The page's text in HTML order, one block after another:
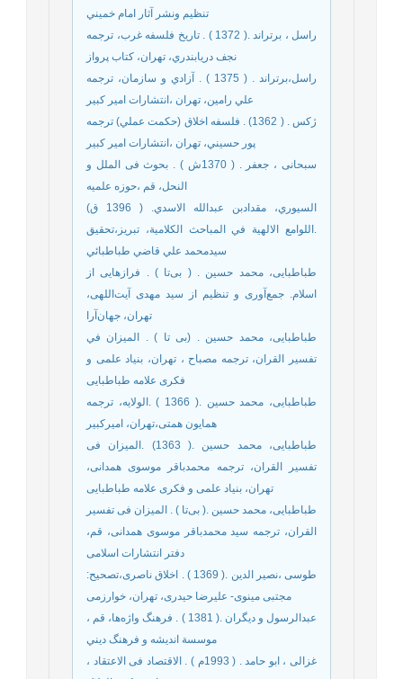
تنظيم ونشر آثار امام خميني
راسل ، برتراند .( 1372 ) . تاريخ فلسفه غرب، ترجمه
نجف دريابندري، تهران، كتاب پرواز
راسل،برتراند . ( 1375 ) . آزادي و سازمان، ترجمه
علي رامين، تهران ،انتشارات امير كبير
ژكس . ( 1362) . فلسفه اخلاق (حكمت عملي) ترجمه
پور حسيني، تهران ،انتشارات امير كبير
سبحانی ، جعفر . ( 1370ش ) . بحوث فی الملل و
النحل، قم ،حوزه علمیه
السيوري، مقدادبن عبدالله الاسدي. ( 1396 ق)
.اللوامع الالهية في المباحث الكلامية، تبریز،تحقيق
سيدمحمد علي قاضي طباطبائي
طباطبایی، محمد حسین . ( بی‌تا ) . فرازهایی از
اسلام. جمع‌آوری و تنظیم از سید مهدی آیت‌اللهی،
تهران، جهان‌آرا
طباطبایی، محمد حسین . (بی ‌تا ) . المیزان في
تفسير القران، ترجمه مصباح ، تهران، بنیاد علمی و
فکری علامه طباطبایی
طباطبایی، محمد حسین .( 1366 ) .الولایه، ترجمه
همایون همتی،تهران، امیرکبیر
طباطبایی، محمد حسین .( 1363) .المیزان فی
تفسیر القران، ترجمه محمدباقر موسوی همدانی،
تهران، بنیاد علمی و فکری علامه طباطبایی
طباطبایی، محمد حسین .( بی‌تا ) . المیزان فی تفسیر
القران، ترجمه سید محمدباقر موسوی همدانی، قم،
دفتر انتشارات اسلامی
طوسی ،نصیر الدین .( 1369 ) . اخلاق ناصری،تصحیح:
مجتبی مینوی- علیرضا حیدری، تهران، خوارزمی
عبدالرسول و ديگران .( 1381 ) . فرهنگ واژه‌ها، قم ،
موسسة انديشه و فرهنگ ديني
غزالی ، ابو حامد . ( 1993م ) . الاقتصاد فی الاعتقاد ،